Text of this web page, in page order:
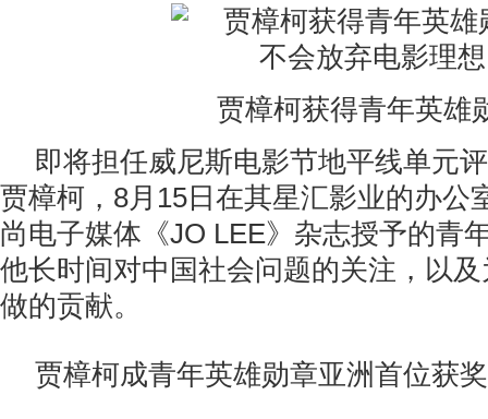
贾樟柯获得青年英雄
即将担任威尼斯电影节地平线单元
贾樟柯，8月15日在其星汇影业的办公
尚电子媒体《JO LEE》杂志授予的青
他长时间对中国社会问题的关注，以
做的贡献。
贾樟柯成青年英雄勋章亚洲首位获